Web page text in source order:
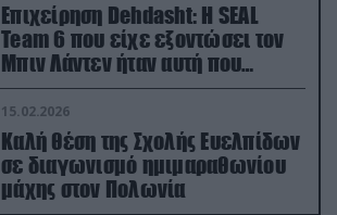
Επιχείρηση Dehdasht: Η SEAL
Team 6 που είχε εξοντώσει τον
Μπιν Λάντεν ήταν αυτή που
διέσωσε τον πιλότο του F-15
15.02.2026
Καλή θέση της Σχολής Ευελπίδων
σε διαγωνισμό ημιμαραθωνίου
μάχης στον Πολωνία